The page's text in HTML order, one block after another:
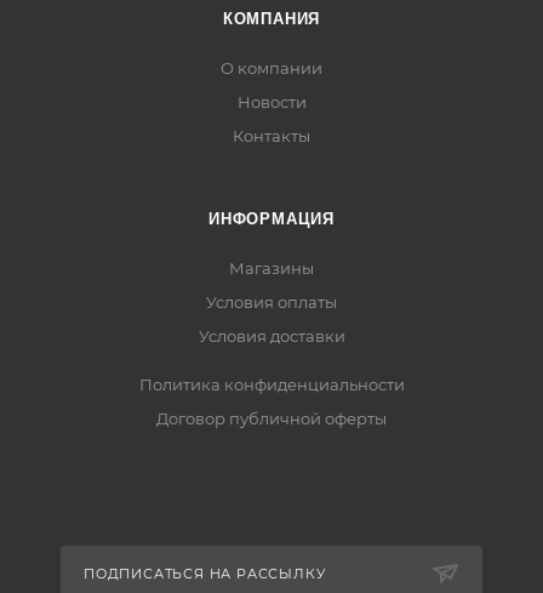
КОМПАНИЯ
О компании
Новости
Контакты
ИНФОРМАЦИЯ
Магазины
Условия оплаты
Условия доставки
Политика конфиденциальности
Договор публичной оферты
ПОДПИСАТЬСЯ НА РАССЫЛКУ